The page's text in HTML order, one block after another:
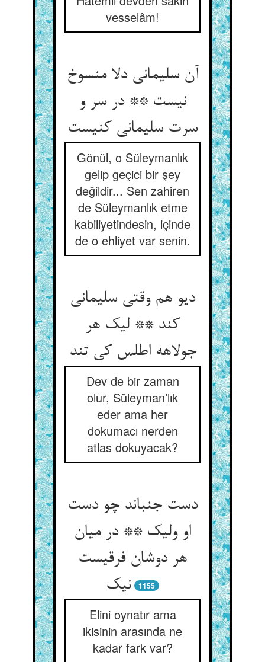
vesselâm!
آن سلیمانی دلا منسوخ
نیست ** در سر و
سرت سلیمانی کنیست
Gönül, o Süleymanlık
gelip geçici bir şey
değildir... Sen zahiren
de Süleymanlık etme
kabiliyetindesin, içinde
de o ehliyet var senin.
دیو هم وقتی سلیمانی
کند ** لیک هر
جولاهه اطلس کی تند
Dev de bir zaman
olur, Süleyman’lık
eder ama her
dokumacı nerden
atlas dokuyacak?
دست جنباند چو دست
او ولیک ** در میان
هر دوشان فرقیست
نیک
1155
Elini oynatır ama
ikisinin arasında ne
kadar fark var?